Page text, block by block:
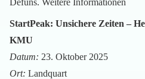
Defuns. Weitere Informationen
StartPeak: Unsichere Zeiten –
KMU
Datum: 23. Oktober 2025
Ort: Landquart